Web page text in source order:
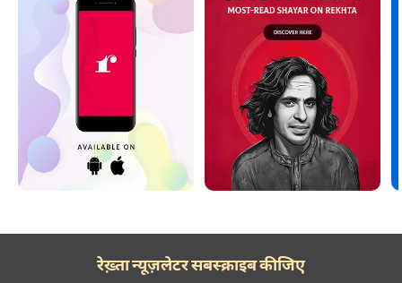
रेख़्ता न्यूज़लेटर सबस्क्राइब कीजिए